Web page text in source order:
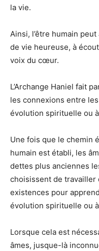
la vie.
Ainsi, l’être humain
de vie heureuse, à
voix du cœur.
L’Archange Haniel fait
les connexions entre
évolution spirituelle ou
Une fois que le chemin
humain est établi, les
dettes plus anciennes
choisissent de travailler
existences pour
évolution spirituelle ou
Lorsque cela est
âmes, jusque-là